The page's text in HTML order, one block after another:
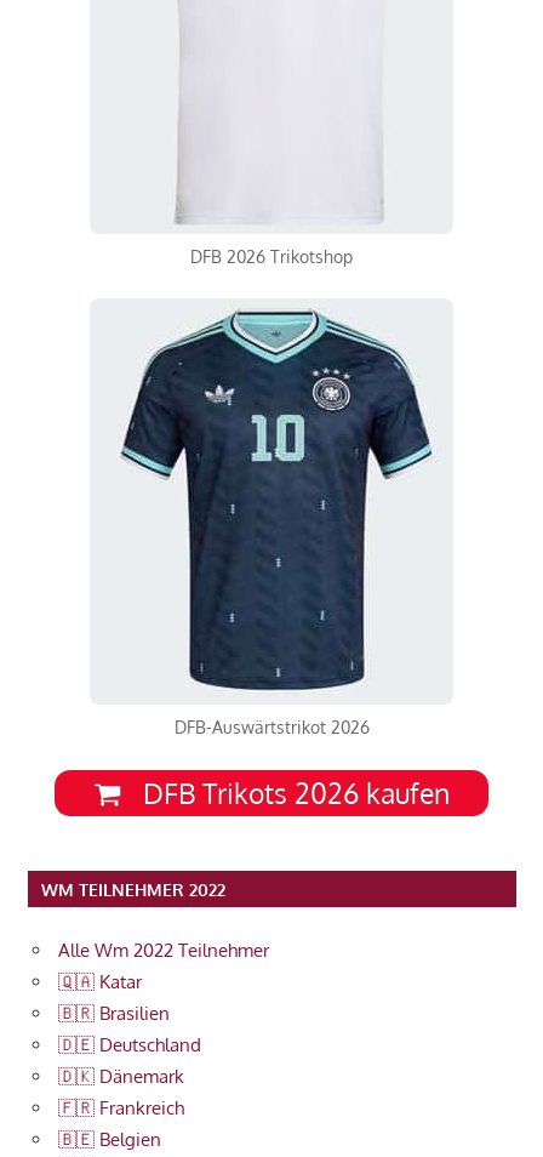
DFB 2026 Trikotshop
DFB-Auswärtstrikot 2026
DFB Trikots 2026 kaufen
WM TEILNEHMER 2022
Alle Wm 2022 Teilnehmer
🇶🇦 Katar
🇧🇷 Brasilien
🇩🇪 Deutschland
🇩🇰 Dänemark
🇫🇷 Frankreich
🇧🇪 Belgien